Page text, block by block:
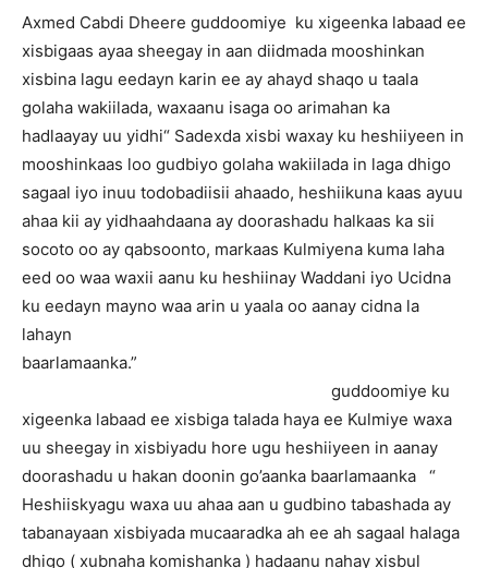
Axmed Cabdi Dheere guddoomiye ku xigeenka labaad ee
xisbigaas ayaa sheegay in aan diidmada mooshinkan
xisbina lagu eedayn karin ee ay ahayd shaqo u taala
golaha wakiilada, waxaanu isaga oo arimahan ka
hadlaayay uu yidhi“ Sadexda xisbi waxay ku heshiiyeen in
mooshinkaas loo gudbiyo golaha wakiilada in laga dhigo
sagaal iyo inuu todobadiisii ahaado, heshiikuna kaas ayuu
ahaa kii ay yidhaahdaana ay doorashadu halkaas ka sii
socoto oo ay qabsoonto, markaas Kulmiyena kuma laha
eed oo waa waxii aanu ku heshiinay Waddani iyo Ucidna
ku eedayn mayno waa arin u yaala oo aanay cidna la
lahayn
baarlamaanka.”
guddoomiye ku
xigeenka labaad ee xisbiga talada haya ee Kulmiye waxa
uu sheegay in xisbiyadu hore ugu heshiiyeen in aanay
doorashadu u hakan doonin go’aanka baarlamaanka “
Heshiiskyagu waxa uu ahaa aan u gudbino tabashada ay
tabanayaan xisbiyada mucaaradka ah ee ah sagaal halaga
dhigo ( xubnaha komishanka ) hadaanu nahay xisbul